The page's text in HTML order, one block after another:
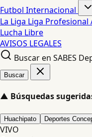
Futbol Internacional
La Liga Liga Profesional
Lucha Libre
AVISOS LEGALES
Buscar en SABES
Buscar
▲ Búsquedas
Huachipato Deportes
VIVO